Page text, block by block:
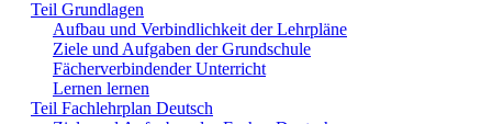
Teil Grundlagen
Aufbau und Verbindlichkeit der Lehrpläne
Ziele und Aufgaben der Grundschule
Fächerverbindender Unterricht
Lernen lernen
Teil Fachlehrplan Deutsch